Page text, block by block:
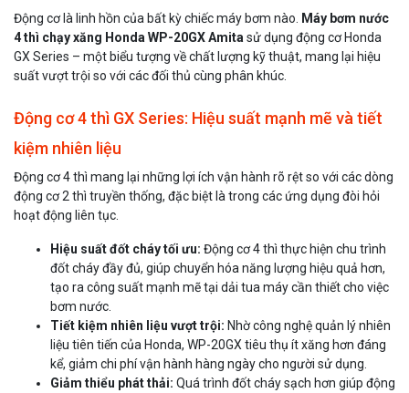
Động cơ là linh hồn của bất kỳ chiếc máy bơm nào.
Máy bơm nước
4 thì chạy xăng Honda WP-20GX Amita sử dụng động cơ Honda
GX Series – một biểu tượng về chất lượng kỹ thuật, mang lại hiệu
suất vượt trội so với các đối thủ cùng phân khúc.
Động cơ 4 thì GX Series: Hiệu suất mạnh mẽ và tiết
kiệm nhiên liệu
Động cơ 4 thì mang lại những lợi ích vận hành rõ rệt so với các dòng
động cơ 2 thì truyền thống, đặc biệt là trong các ứng dụng đòi hỏi
hoạt động liên tục.
Hiệu suất đốt cháy tối ưu: Động cơ 4 thì thực hiện chu trình
đốt cháy đầy đủ, giúp chuyển hóa năng lượng hiệu quả hơn,
tạo ra công suất mạnh mẽ tại dải tua máy cần thiết cho việc
bơm nước.
Tiết kiệm nhiên liệu vượt trội: Nhờ công nghệ quản lý nhiên
liệu tiên tiến của Honda, WP-20GX tiêu thụ ít xăng hơn đáng
kể, giảm chi phí vận hành hàng ngày cho người sử dụng.
Giảm thiểu phát thải: Quá trình đốt cháy sạch hơn giúp động